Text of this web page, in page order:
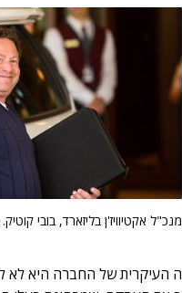
מנכ"ל אקטיוויז'ן בליזארד, בובי קוטיק.
העיקרית של החברה היא לא